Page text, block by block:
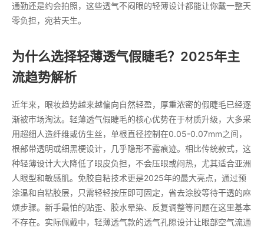
通勤还是约会拍照，这些透气不闷眼的轻薄设计都能让你戴一整天
零负担，宛若天生。
为什么选择轻薄透气假睫毛？2025年主
流趋势解析
近年来，眼妆趋势越来越偏向自然轻盈，厚重浓密的假睫毛已经逐
渐被市场淘汰。轻薄透气假睫毛的核心优势在于材质升级，大多采
用超细人造纤维或仿生丝，单根直径控制在0.05-0.07mm之间，
根部带透明或细黑梗设计，几乎隐形不露痕迹。相比传统款式，这
种轻薄设计大大降低了眼皮负担，不会压眼或闷热，尤其适合亚洲
人眼型和敏感肌。免胶自粘技术更是2025年的最大亮点，通过预
涂温和自粘胶层，只需轻轻按压即可固定，省去涂胶等待干透的麻
烦步骤。新手最怕的贴歪、胶水晕染、反复调整等问题在这里基本
不存在。实际佩戴中，轻薄透气款的透气孔隙设计让眼部空气流通